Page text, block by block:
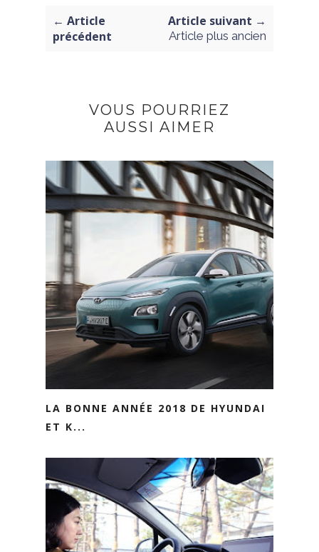
← Article
précédent
Article suivant →
Article plus ancien
VOUS POURRIEZ
AUSSI AIMER
LA BONNE ANNÉE 2018 DE HYUNDAI
ET K...